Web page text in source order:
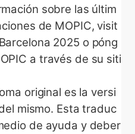
sobre las últim
de MOPIC, visit
2025 o póng
a través de su siti
original es la versi
mismo. Esta traduc
de ayuda y deber